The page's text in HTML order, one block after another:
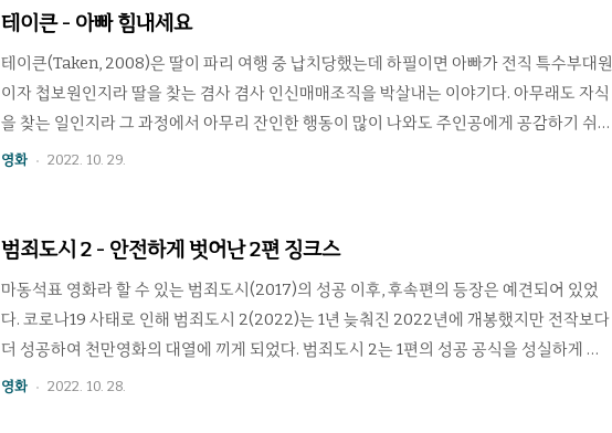
파이어, 매력적인 남녀의 섹스, 생명력 강한 살인마들과 파이널 걸(Final Girl)까지 준비했
테이큰 - 아빠 힘내세요
테이큰(Taken, 2008)은 딸이 파리 여행 중 납치당했는데 하필이면 아빠가 전직 특수부대원
이자 첩보원인지라 딸을 찾는 겸사 겸사 인신매매조직을 박살내는 이야기다. 아무래도 자식
을 찾는 일인지라 그 과정에서 아무리 잔인한 행동이 많이 나와도 주인공에게 공감하기 쉬웠
고 수많은 역경 속에서 결국 딸을 구해내는데 성공하고 영화도 성공했다. 덕분에 후속편도 2
니암 리슨(Liam Neeson)의 대표작으로 자리잡아 비슷한 캐릭터로 다른 영화 뿐만 아니라
영화 2022. 10. 29.
범죄도시 2 - 안전하게 벗어난 2편 징크스
마동석표 영화라 할 수 있는 범죄도시(2017)의 성공 이후, 후속편의 등장은 예견되어 있었
다. 코로나19 사태로 인해 범죄도시 2(2022)는 1년 늦춰진 2022년에 개봉했지만 전작보다
더 성공하여 천만영화의 대열에 끼게 되었다. 범죄도시 2는 1편의 성공 공식을 성실하게 따
라간다. 무대를 베트남과 대한민국 양쪽으로 확장하는 대신 전편의 장첸 못지 않은 강력한
영화 2022. 10. 28.